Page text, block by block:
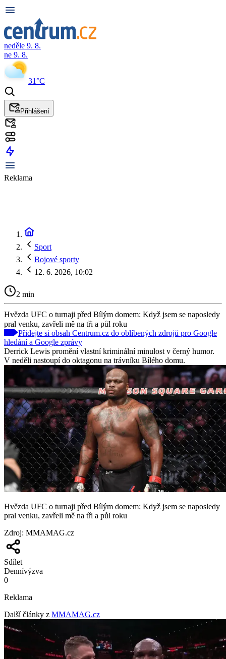
neděle 9. 8.
ne 9. 8.
31°C
Přihlášení
Reklama
Sport
Bojové sporty
12. 6. 2026, 10:02
2 min
Hvězda UFC o turnaji před Bílým domem: Když jsem se naposledy
pral venku, zavřeli mě na tři a půl roku
Přidejte si obsah Centrum.cz do oblíbených zdrojů pro Google
hledání a Google zprávy
Derrick Lewis promění vlastní kriminální minulost v černý humor.
V neděli nastoupí do oktagonu na trávníku Bílého domu.
Hvězda UFC o turnaji před Bílým domem: Když jsem se naposledy
pral venku, zavřeli mě na tři a půl roku
Zdroj: MMAMAG.cz
Sdílet
Dennívýzva
0
Reklama
Další články z MMAMAG.cz